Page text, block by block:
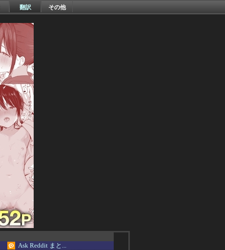
翻訳 その他
Ask Reddit まと...